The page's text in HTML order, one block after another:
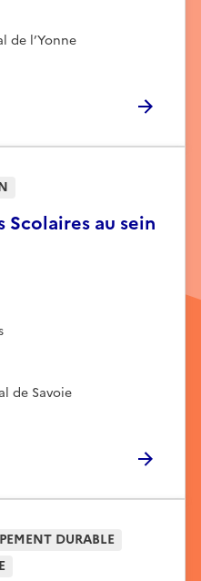
de l’Yonne
au sein
de Savoie
DURABLE